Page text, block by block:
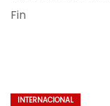
Fin
INTERNACIONAL